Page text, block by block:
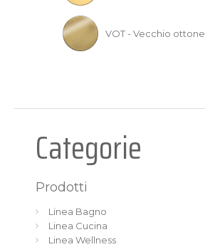
VOT - Vecchio ottone
Categorie
Prodotti
Linea Bagno
Linea Cucina
Linea Wellness